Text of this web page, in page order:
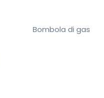
Bombola di gas